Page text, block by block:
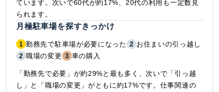
ています。次いで60代が約17%、20代の利用も一定数見
られます。
月極駐車場を探すきっかけ
1 勤務先で駐車場が必要になった 2 お住まいの引っ越し
2 職場の変更 3 車の購入
「勤務先で必要」が約29%と最も多く、次いで「引っ越
し」と「職場の変更」がともに約17%です。仕事関連の